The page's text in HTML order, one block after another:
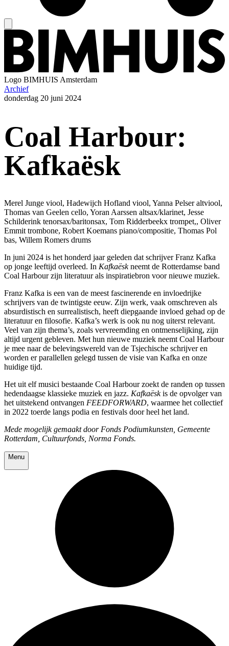
Logo BIMHUIS Amsterdam
Archief
donderdag 20 juni 2024
Coal Harbour:
Kafkaësk
Merel Junge viool, Hadewijch Hofland viool, Yanna Pelser altviool,
Thomas van Geelen cello, Yoran Aarssen altsax/klarinet, Jesse
Schilderink tenorsax/baritonsax, Tom Ridderbeekx trompet,, Oliver
Emmit trombone, Robert Koemans piano/compositie, Thomas Pol
bas, Willem Romers drums
In juni 2024 is het honderd jaar geleden dat schrijver Franz Kafka
op jonge leeftijd overleed. In Kafkaëskneemt de Rotterdamse band
Coal Harbour zijn literatuur als inspiratiebron voor nieuwe muziek.
Franz Kafka is een van de meest fascinerende en invloedrijke
schrijvers van de twintigste eeuw. Zijn werk, vaak omschreven als
absurdistisch en surrealistisch, heeft diepgaande invloed gehad op de
literatuur en filosofie. Kafka’s werk is ook nu nog uiterst relevant.
Veel van zijn thema’s, zoals vervreemding en ontmenselijking, zijn
altijd urgent gebleven. Met hun nieuwe muziek neemt Coal Harbour
je mee naar de belevingswereld van de Tsjechische schrijver en
worden er parallellen gelegd tussen de visie van Kafka en onze
huidige tijd.
Het uit elf musici bestaande Coal Harbour zoekt de randen op tussen
hedendaagse klassieke muziek en jazz. Kafkaëskis de opvolger van
het uitstekend ontvangen FEEDFORWARD, waarmee het collectief
in 2022 toerde langs podia en festivals door heel het land.
Mede mogelijk gemaakt door Fonds Podiumkunsten, Gemeente
Rotterdam, Cultuurfonds, Norma Fonds.
Menu